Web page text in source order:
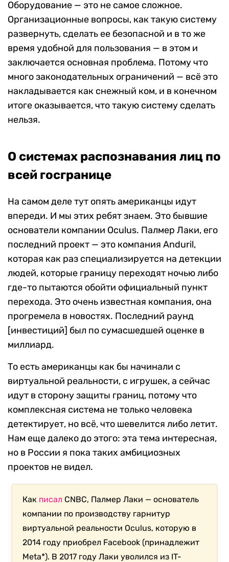
Оборудование — это не самое сложное.
Организационные вопросы, как такую систему
развернуть, сделать ее безопасной и в то же
время удобной для пользования — в этом и
заключается основная проблема. Потому что
много законодательных ограничений — всё это
накладывается как снежный ком, и в конечном
итоге оказывается, что такую систему сделать
нельзя.
О системах распознавания лиц по
всей госгранице
На самом деле тут опять американцы идут
впереди. И мы этих ребят знаем. Это бывшие
основатели компании Oculus. Палмер Лаки, его
последний проект — это компания Anduril,
которая как раз специализируется на детекции
людей, которые границу переходят ночью либо
где-то пытаются обойти официальный пункт
перехода. Это очень известная компания, она
прогремела в новостях. Последний раунд
[инвестиций] был по сумасшедшей оценке в
миллиард.
То есть американцы как бы начинали с
виртуальной реальности, с игрушек, а сейчас
идут в сторону защиты границ, потому что
комплексная система не только человека
детектирует, но всё, что шевелится либо летит.
Нам еще далеко до этого: эта тема интересная,
но в России я пока таких амбициозных
проектов не видел.
Как писал CNBC, Палмер Лаки — основатель
компании по производству гарнитур
виртуальной реальности Oculus, которую в
2014 году приобрел Facebook (принадлежит
Meta*). В 2017 году Лаки уволился из IT-